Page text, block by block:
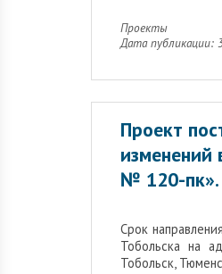
Проекты
Дата публикации:
Проект
изменений
№ 120-
Cрок
Тобольска на
Тобольск,